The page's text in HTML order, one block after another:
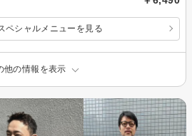
ペシャルメニューを見る
他の情報を表示